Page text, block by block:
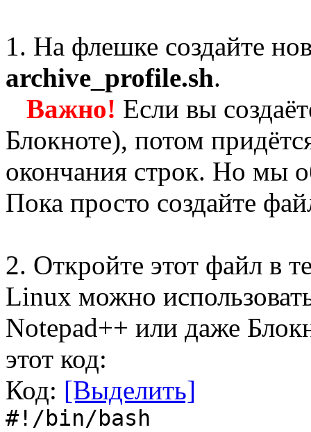
1. На флешке создайте
archive_profile.sh.
Важно! Если вы
Блокноте), потом
окончания строк. Но мы
Пока просто создайте
2. Откройте этот файл в
Linux можно
Notepad++ или даже
этот код:
Код: [Выделить]
#!/bin/bash